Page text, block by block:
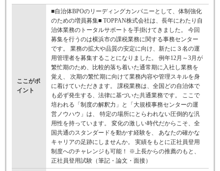
ここがポ
イント
■自治体BPOのリーディングカンパニーとして、体制強化
のための増員募集■ TOPPAN株式会社は、長年にわたり自
治体業務のトータルサポートを手掛けてきました。 今回
募集を行うのは横浜市の課税業務に関する事務センター
です。 業務の拡大や品質の安定に向け、新たに３名の運
用管理者を募集することになりました。 例年12月～3月が
繁忙期のため、比較的落ち着いた通常期に入社し業務を
覚え、 次期の繁忙期に向けて業務内容や管理スキルを身
に着けていただきます。 課税業務は、全国どの自治体で
も必ず発生する、法律に基づいた共通業務です。 ここで
培われる「制度の解釈力」と「大規模事務センターの運
営ノウハウ」は、 特定の場所にとらわれない圧倒的な汎
用性を持っています。 変化の激しい時代だからこそ、全
国共通のスタンダードを動かす経験を、 あなたの確かな
キャリアの足跡にしませんか。 実績をもとに正社員登用
制度へのチャレンジも可能！ ※上長からの推薦のもと、
正社員登用試験（筆記・論文・面接）